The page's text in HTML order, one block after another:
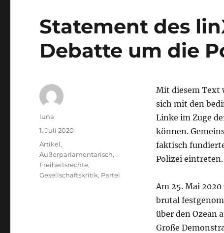
Statement des
Debatte um die
Mit diesem Text
sich mit den
Linke im Zuge
können.
faktisch
Polizei eintreten.
Am 25. Mai
brutal
über den Ozean
Große
Autor
luna
Veröffentlicht
am
1. Juli 2020
Kategorien
Artikel,
Außerparlamentarisch,
Freiheitsrechte,
Gesellschaftskritik, Partei